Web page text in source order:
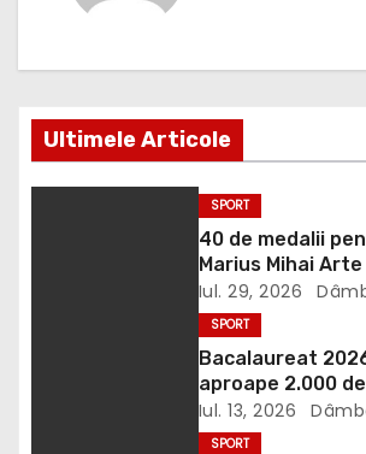
r
e
î
Ultimele Articole
SPORT
40 de medalii
Marius Mihai
Târgoviște la
Iul. 29, 2026
SPORT
Bacalaureat
aproape 2.000
promovat după
rezultatelor finale
Iul. 13, 2026
SPORT